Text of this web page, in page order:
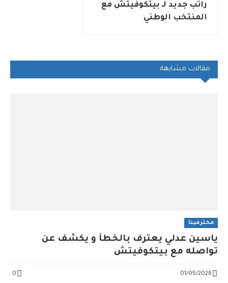
راتب جديد لـ بيتكوفيتش مع
المنتخب الوطني
مقالات مشابهة
محترفينا
ياسين عدلي يعترف بالخطأ و يكشف عن
تواصله مع بيتكوفيتش
01/05/2026
0